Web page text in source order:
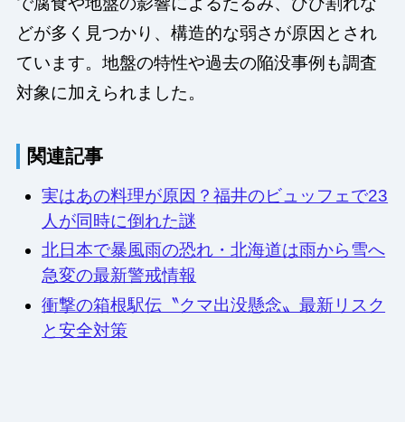
どが多く見つかり、構造的な弱さが原因とされ
ています。地盤の特性や過去の陥没事例も調査
対象に加えられました。
関連記事
実はあの料理が原因？福井のビュッフェで23
人が同時に倒れた謎
北日本で暴風雨の恐れ・北海道は雨から雪へ
急変の最新警戒情報
衝撃の箱根駅伝〝クマ出没懸念〟最新リスク
と安全対策